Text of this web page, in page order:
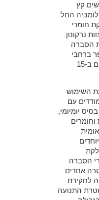
קץ
החל
חומרי
נרקונון
הסברה
ברחבי
הארץ, והגיע ל-93 ערים ב-15
השימוש
עם
יומיומי,
וחומרים
הסברה
אחרים
לחקירת
התנועה